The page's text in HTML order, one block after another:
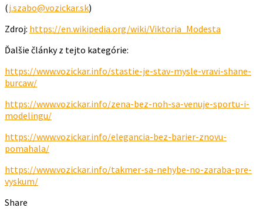
(j.szabo@vozickar.sk)
Zdroj: https://en.wikipedia.org/wiki/Viktoria_Modesta
Ďalšie články z tejto kategórie:
https://www.vozickar.info/stastie-je-stav-mysle-vravi-shane-
burcaw/
https://www.vozickar.info/zena-bez-noh-sa-venuje-sportu-i-
modelingu/
https://www.vozickar.info/elegancia-bez-barier-znovu-
pomahala/
https://www.vozickar.info/takmer-sa-nehybe-no-zaraba-pre-
vyskum/
Share